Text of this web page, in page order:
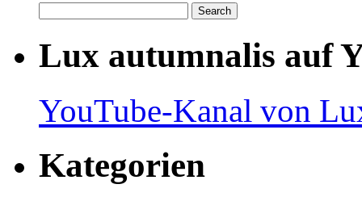
Lux autumnalis auf
YouTube-Kanal von
Kategorien